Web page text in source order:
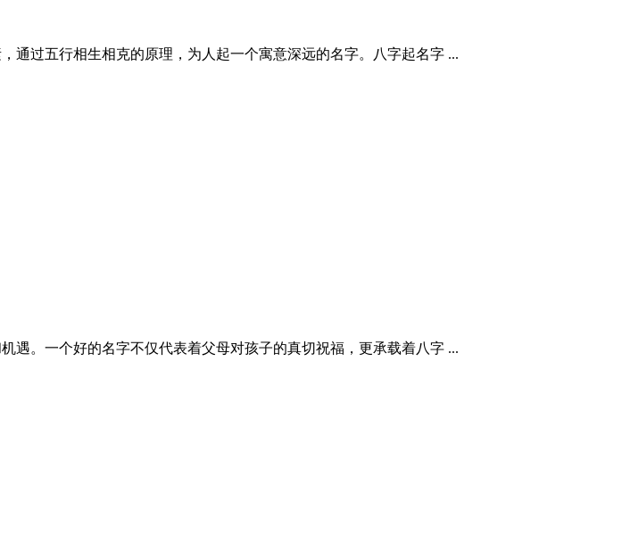
通过五行相生相克的原理，为人起一个寓意深远的名字。八字起名字 ...
遇。一个好的名字不仅代表着父母对孩子的真切祝福，更承载着八字 ...